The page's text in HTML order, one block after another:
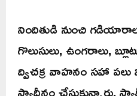
నిందితుడి నుంచి
గొలుసులు, ఉంగరాలు,
ద్విచక్ర వాహనం సహా పలు